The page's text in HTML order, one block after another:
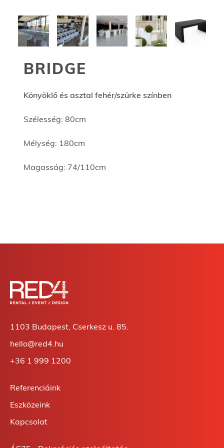
BRIDGE
Könyöklő és asztal fehér/szürke színben
Szélesség: 80cm
Mélység: 180cm
Magasság: 74/110cm
1103 Budapest, Cserkesz u. 85.
hello@red4.hu
+36 1 999 1200
Referenciáink
Eszközeink
Kapcsolat